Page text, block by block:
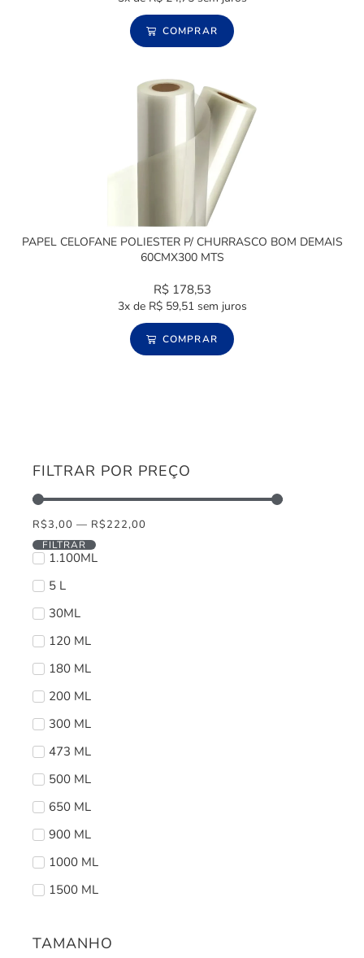
FILTRAR POR PREÇO
R$3,00 — R$222,00
FILTRAR
1.100ML
5 L
30ML
120 ML
180 ML
200 ML
300 ML
473 ML
500 ML
650 ML
900 ML
1000 ML
1500 ML
TAMANHO
COMPRAR
PAPEL CELOFANE POLIESTER P/ CHURRASCO BOM DEMAIS
60CMX300 MTS
R$178,53
3x de R$59,51sem juros
COMPRAR